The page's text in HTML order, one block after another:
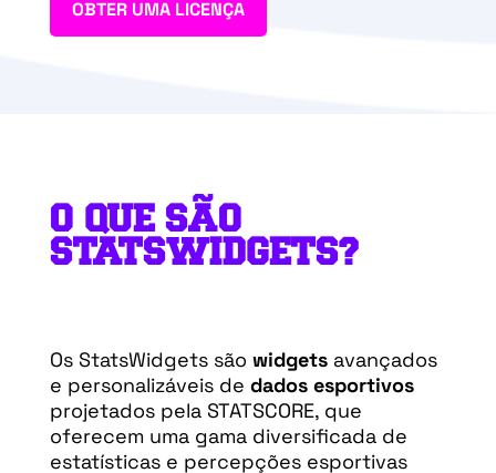
OBTER UMA LICENÇA
O QUE SÃO
STATSWIDGETS?
Os StatsWidgets são widgetsavançados
e personalizáveis de dados esportivos
projetados pela STATSCORE, que
oferecem uma gama diversificada de
estatísticas e percepções esportivas